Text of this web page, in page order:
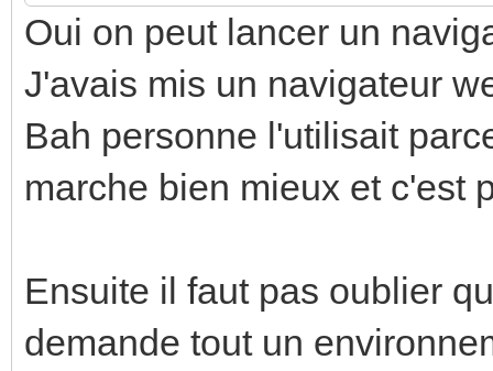
Oui on peut lancer un
J'avais mis un navigateur
Bah personne l'utilisait
marche bien mieux et c'est
Ensuite il faut pas oublier
demande tout un